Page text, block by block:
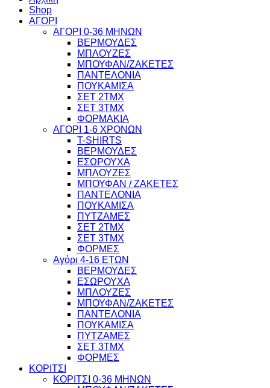
Shop
ΑΓΟΡΙ
ΑΓΟΡΙ 0-36 ΜΗΝΩΝ
ΒΕΡΜΟΥΔΕΣ
ΜΠΛΟΥΖΕΣ
ΜΠΟΥΦΑΝ/ΖΑΚΕΤΕΣ
ΠΑΝΤΕΛΟΝΙΑ
ΠΟΥΚΑΜΙΣΑ
ΣΕΤ 2ΤΜΧ
ΣΕΤ 3ΤΜΧ
ΦΟΡΜΑΚΙΑ
ΑΓΟΡΙ 1-6 ΧΡΟΝΩΝ
T-SHIRTS
ΒΕΡΜΟΥΔΕΣ
ΕΣΩΡΟΥΧΑ
ΜΠΛΟΥΖΕΣ
ΜΠΟΥΦΑΝ / ΖΑΚΕΤΕΣ
ΠΑΝΤΕΛΟΝΙΑ
ΠΟΥΚΑΜΙΣΑ
ΠΥΤΖΑΜΕΣ
ΣΕΤ 2ΤΜΧ
ΣΕΤ 3ΤΜΧ
ΦΟΡΜΕΣ
Αγόρι 4-16 ΕΤΩΝ
ΒΕΡΜΟΥΔΕΣ
ΕΣΩΡΟΥΧΑ
ΜΠΛΟΥΖΕΣ
ΜΠΟΥΦΑΝ/ΖΑΚΕΤΕΣ
ΠΑΝΤΕΛΟΝΙΑ
ΠΟΥΚΑΜΙΣΑ
ΠΥΤΖΑΜΕΣ
ΣΕΤ 3ΤΜΧ
ΦΟΡΜΕΣ
ΚΟΡΙΤΣΙ
ΚΟΡΙΤΣΙ 0-36 ΜΗΝΩΝ